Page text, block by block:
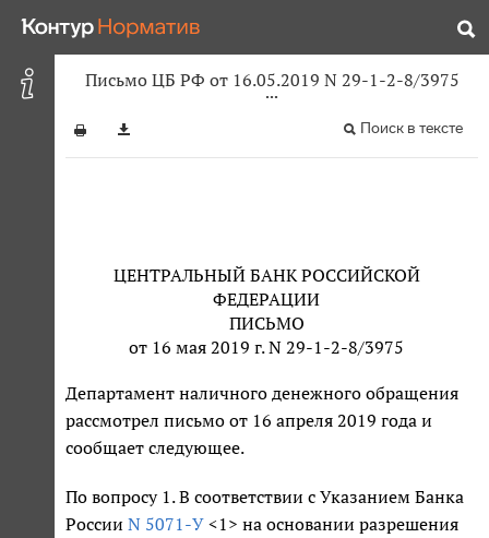
Письмо ЦБ РФ от 16.05.2019 N 29-1-2-8/3975
Поиск в тексте
ЦЕНТРАЛЬНЫЙ БАНК РОССИЙСКОЙ
ФЕДЕРАЦИИ
ПИСЬМО
от 16 мая 2019 г. N 29-1-2-8/3975
Департамент наличного денежного обращения
рассмотрел письмо от 16 апреля 2019 года и
сообщает следующее.
По вопросу 1. В соответствии с Указанием Банка
России N 5071-У <1> на основании разрешения